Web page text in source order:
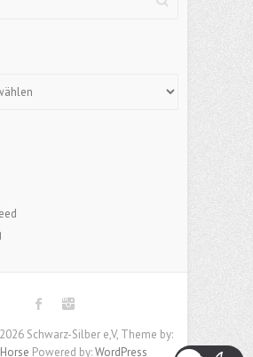
Schwarz-Silber e,V, Theme by:
Powered by:WordPress